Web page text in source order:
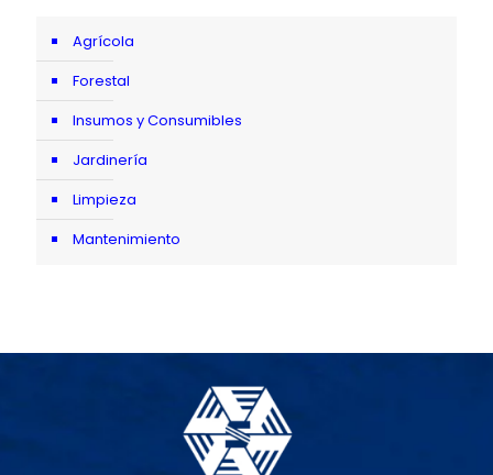
Agrícola
Forestal
Insumos y Consumibles
Jardinería
Limpieza
Mantenimiento